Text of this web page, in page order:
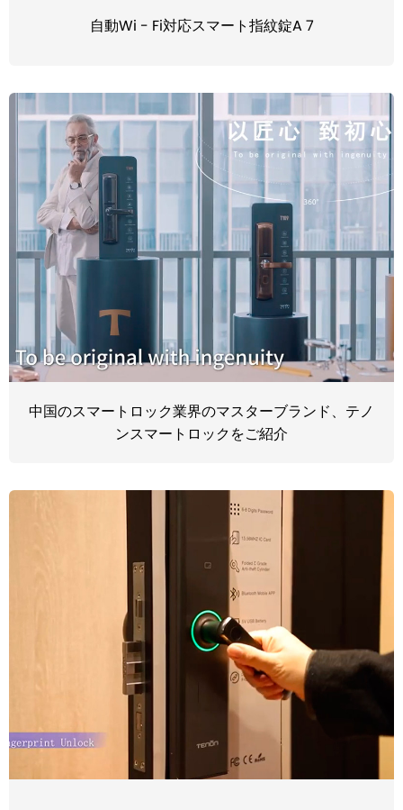
自動Wi - Fi対応スマート指紋錠A 7
中国のスマートロック業界のマスターブランド、テノ
ンスマートロックをご紹介